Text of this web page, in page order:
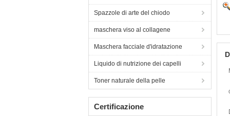
Spazzole di arte del chiodo
maschera viso al collagene
Maschera facciale d'idratazione
Liquido di nutrizione dei capelli
Toner naturale della pelle
Certificazione